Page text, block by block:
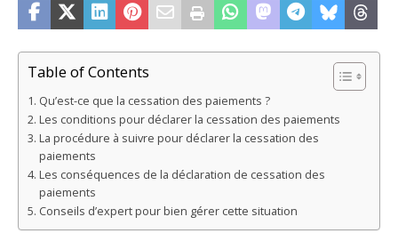
Table of Contents
Qu’est-ce que la cessation des paiements ?
Les conditions pour déclarer la cessation des paiements
La procédure à suivre pour déclarer la cessation des
paiements
Les conséquences de la déclaration de cessation des
paiements
Conseils d’expert pour bien gérer cette situation